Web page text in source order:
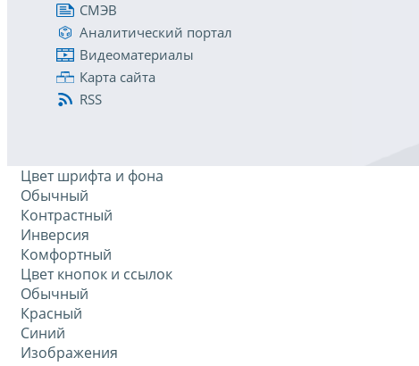
СМЭВ
Аналитический портал
Видеоматериалы
Карта сайта
RSS
Цвет шрифта и фона
Обычный
Контрастный
Инверсия
Комфортный
Цвет кнопок и ссылок
Обычный
Красный
Синий
Изображения